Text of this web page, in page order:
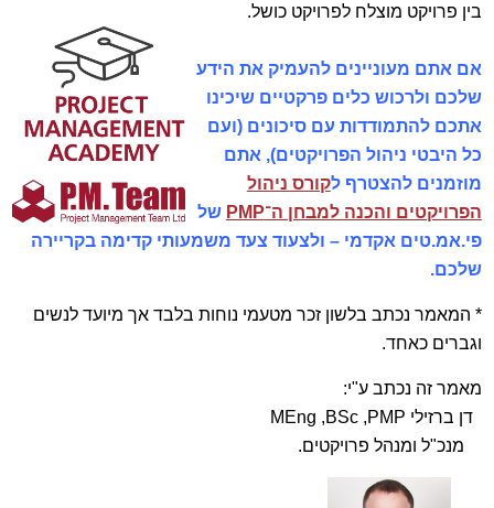
בין פרויקט מוצלח לפרויקט כושל.
אם אתם מעוניינים להעמיק את הידע
שלכם ולרכוש כלים פרקטיים שיכינו
אתכם להתמודדות עם סיכונים (ועם
כל היבטי ניהול הפרויקטים), אתם
מוזמנים להצטרף לקורס ניהול
הפרויקטים והכנה למבחן ה־PMP
של
פי.אמ.טים אקדמי – ולצעוד צעד משמעותי קדימה בקריירה
שלכם.
* המאמר נכתב בלשון זכר מטעמי נוחות בלבד אך מיועד לנשים
וגברים כאחד.
מאמר זה נכתב ע"י:
דן ברזילי MEng ,BSc ,PMP
מנכ"ל ומנהל פרויקטים.